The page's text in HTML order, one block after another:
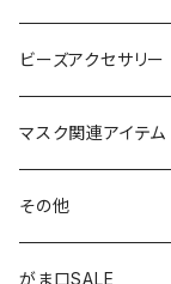
カーアクセサリー
ミニサンキャッチャー
窓用サンキャッチャー
ブックマーカー
コインケース
長財布
ペンケース
通帳ケース
ビーズアクセサリー
チャーム
ストラップ
ペンダント
マスク関連アイテム
その他
アジャスター
がま口SALE